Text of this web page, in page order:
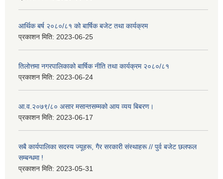
आर्थिक बर्ष २०८०/८१ को बार्षिक बजेट तथा कार्यक्रम
प्रकाशन मिति: 2023-06-25
तिलोत्तमा नगरपालिकाको बार्षिक नीति तथा कार्यक्रम २०८०/८१
प्रकाशन मिति: 2023-06-24
आ.व.२०७९/८० असार मसान्तसम्मको आय व्यय बिबरण।
प्रकाशन मिति: 2023-06-17
सबै कार्यपालिका सदस्य ज्यूहरू, गैर सरकारी संस्थाहरू // पुर्व बजेट छलफल
सम्बन्धमा !
प्रकाशन मिति: 2023-05-31